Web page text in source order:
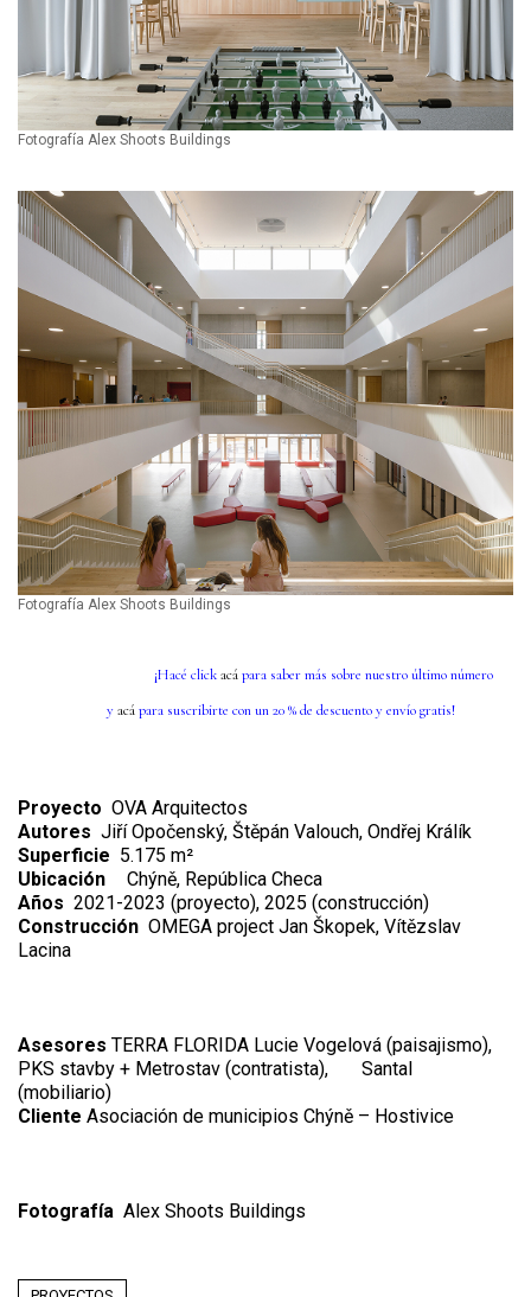
Fotografía Alex Shoots Buildings
Fotografía Alex Shoots Buildings
¡Hacé clickacápara saber más sobre nuestro último número
yacápara suscribirte con un 20 % de descuento y envío gratis!
Proyecto OVA Arquitectos
Autores Jiří Opočenský, Štěpán Valouch, Ondřej Králík
Superficie 5.175 m²
Ubicación
Chýně, República Checa
Años 2021-2023 (proyecto), 2025 (construcción)
Construcción OMEGA project Jan Škopek, Vítězslav
Lacina
Asesores TERRA FLORIDA Lucie Vogelová (paisajismo),
PKS stavby + Metrostav (contratista),
Santal
(mobiliario)
Cliente Asociación de municipios Chýně – Hostivice
Fotografía Alex Shoots Buildings